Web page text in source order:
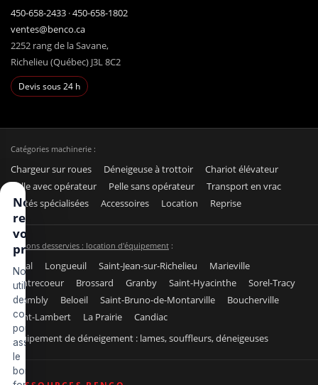
450-658-2433 ·450-658-1802
ventes@benco.ca
2252 rang de la Savane,
Richelieu (Québec) J3L 8C2
Devis sous 24 h
Catégories machinerie :
Chargeur sur roues Déneigeuse à trottoir
Chariot élévateur
Pelle avec opérateur
Pelle sans opérateur
Transport en vrac
Unités spécialisées
Accessoires Location Reprise
Régions desservies : location d'équipement :
Laval Longueuil Saint-Jean-sur-Richelieu
Marieville
Contrecoeur
Brossard Granby Saint-Hyacinthe
Sorel-Tracy
Chambly
Beloeil Saint-Bruno-de-Montarville
Boucherville
Saint-Lambert
La Prairie
Candiac
Équipement de déneigement : lames, souffleurs, déneigeuses
Nous
respectons
votre vie
privée
Nous
utilisons
des
cookies
pour
assurer
le
bon